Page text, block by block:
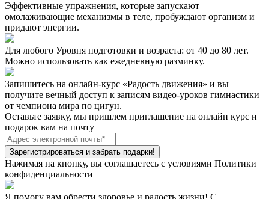
Эффективные упражнения, которые запускают
омолаживающие механизмы в теле, пробуждают организм и
придают энергии.
Для любого Уровня подготовки и возраста: от 40 до 80 лет.
Можно использовать как ежедневную разминку.
Запишитесь на онлайн-курс «Радость движения» и вы
получите вечный доступ к записям видео-уроков гимнастики
от чемпиона мира по цигун.
Оставьте заявку, мы пришлем приглашение на онлайн курс и
подарок вам на почту
Зарегистрироваться и забрать подарки!
Нажимая на кнопку, вы соглашаетесь с условиями Политики
конфиденциальности